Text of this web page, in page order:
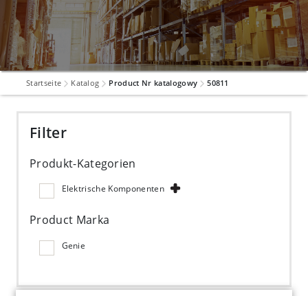
Startseite Katalog Product Nr katalogowy 50811
Filter
Produkt-Kategorien
Elektrische Komponenten
Product Marka
Genie